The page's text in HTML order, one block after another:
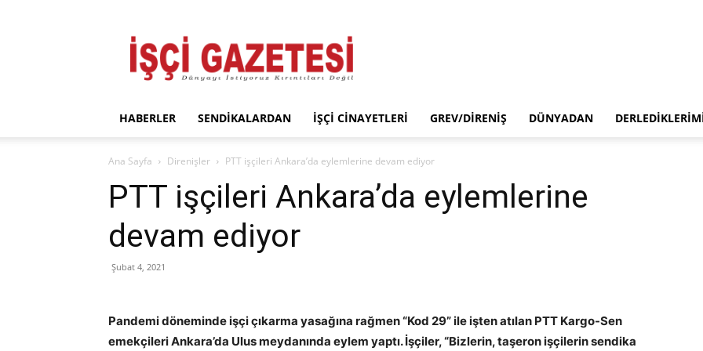
Gazetesi
HABERLER SENDIKALARDAN İŞÇI CINAYETLERI GREV/DIRENIŞ DÜNYADAN
Ana Sayfa Direnişler PTT işçileri Ankara’da eylemlerine devam ediyor
PTT işçileri Ankara’da eylemlerine
devam ediyor
Şubat 4, 2021
Pandemi döneminde işçi çıkarma yasağına rağmen “Kod 29” ile işten atılan PTT Kargo-Sen
emekçileri Ankara’da Ulus meydanında eylem yaptı. İşçiler, “Bizlerin, taşeron işçilerin sendika